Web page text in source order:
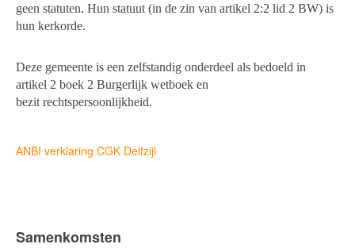
geen statuten. Hun statuut (in de zin van artikel 2:2 lid 2 BW) is
hun kerkorde.
Deze gemeente is een zelfstandig onderdeel als bedoeld in
artikel 2 boek 2 Burgerlijk wetboek en
bezit rechtspersoonlijkheid.
ANBI verklaring CGK Delfzijl
Samenkomsten